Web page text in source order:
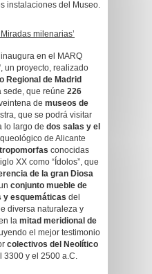
instalaciones del Museo.
milenarias’
en el MARQ
, un proyecto, realizado
Regional de Madrid
sede, que reúne 226
de museos de
que se podrá visitar
lo largo de dos salas y el
de Alicante
conocidas
XX como “Ídolos”, que
de la gran Diosa
conjunto mueble de
y esquemáticas del
diversa naturaleza y
la mitad meridional de
el mejor testimonio
colectivos del Neolítico
3300 y el 2500 a.C.